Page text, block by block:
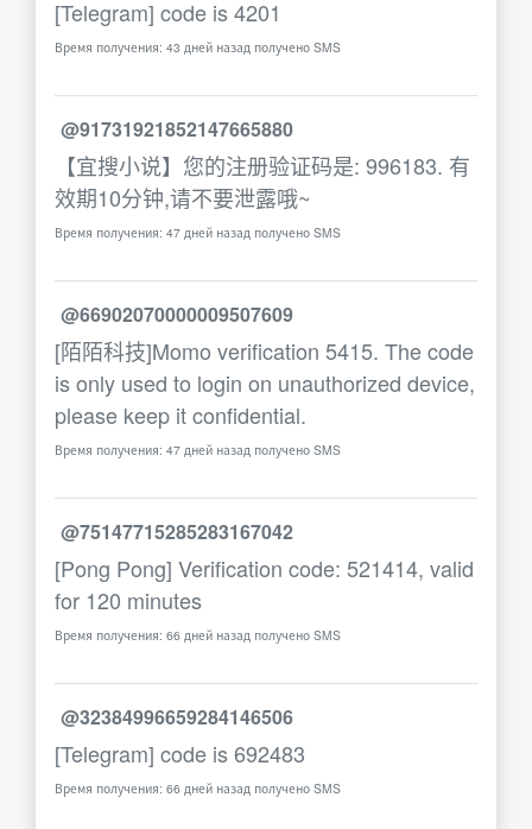
[Telegram] code is 4201
Время получения: 43 дней назад получено SMS
@91731921852147665880
【宜搜小说】您的注册验证码是: 996183. 有
效期10分钟,请不要泄露哦~
Время получения: 47 дней назад получено SMS
@66902070000009507609
[陌陌科技]Momo verification 5415. The code
is only used to login on unauthorized device,
please keep it confidential.
Время получения: 47 дней назад получено SMS
@75147715285283167042
[Pong Pong] Verification code: 521414, valid
for 120 minutes
Время получения: 66 дней назад получено SMS
@32384996659284146506
[Telegram] code is 692483
Время получения: 66 дней назад получено SMS